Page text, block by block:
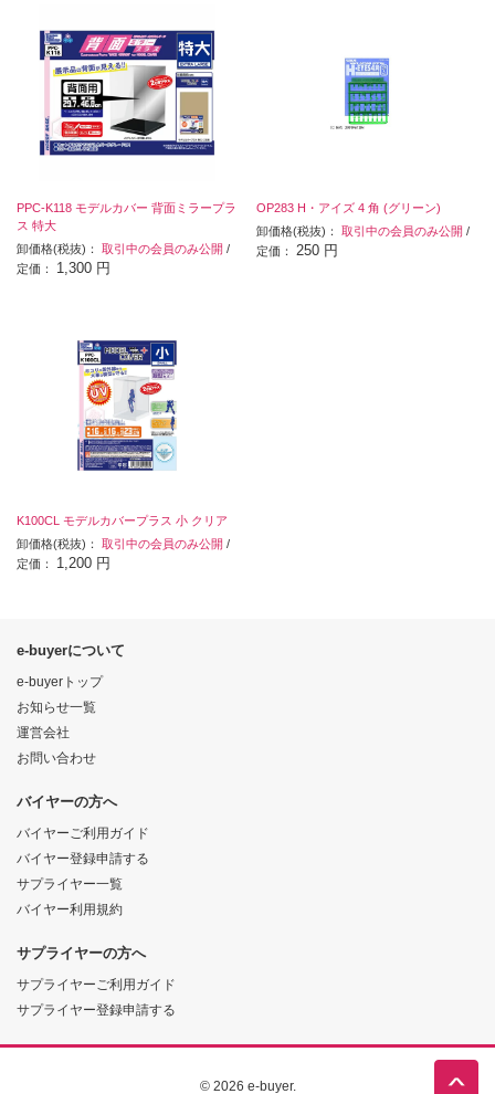
PPC-K118 モデルカバー 背面ミラープラ
ス 特大
卸価格(税抜)： 取引中の会員のみ公開 /
定価： 1,300 円
OP283 H・アイズ 4 角 (グリーン)
卸価格(税抜)：取引中の会員のみ公開 /
定価： 250 円
K100CL モデルカバープラス 小 クリア
卸価格(税抜)： 取引中の会員のみ公開 /
定価： 1,200 円
e-buyerについて
e-buyerトップ
お知らせ一覧
運営会社
お問い合わせ
バイヤーの方へ
バイヤーご利用ガイド
バイヤー登録申請する
サプライヤー一覧
バイヤー利用規約
サプライヤーの方へ
サプライヤーご利用ガイド
サプライヤー登録申請する
© 2026 e-buyer.